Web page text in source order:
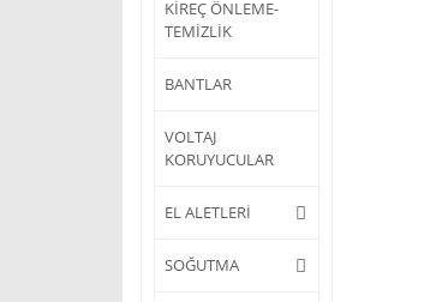
KİREÇ ÖNLEME-
TEMİZLİK
BANTLAR
VOLTAJ
KORUYUCULAR
EL ALETLERİ
SOĞUTMA